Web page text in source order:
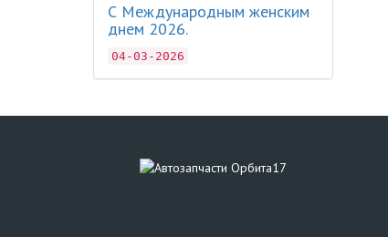
С Международным женским
днем 2026.
04-03-2026